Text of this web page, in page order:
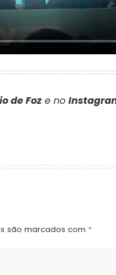
de Foz e no
são marcados com *